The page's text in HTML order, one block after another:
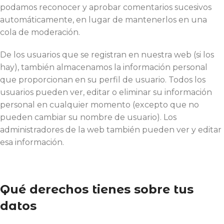
podamos reconocer y aprobar comentarios sucesivos
automáticamente, en lugar de mantenerlos en una
cola de moderación.
De los usuarios que se registran en nuestra web (si los
hay), también almacenamos la información personal
que proporcionan en su perfil de usuario. Todos los
usuarios pueden ver, editar o eliminar su información
personal en cualquier momento (excepto que no
pueden cambiar su nombre de usuario). Los
administradores de la web también pueden ver y editar
esa información.
Qué derechos tienes sobre tus
datos